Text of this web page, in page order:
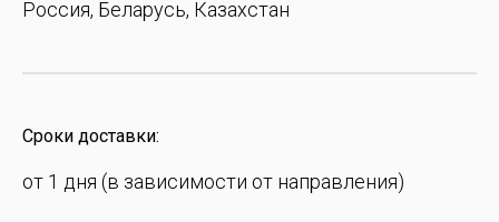
Россия, Беларусь, Казахстан
Сроки доставки:
от 1 дня (в зависимости от направления)